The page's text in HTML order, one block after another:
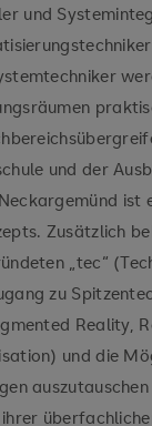
und
und der
ist
Zusätzlich
„tec“
zu
Reality,
und die